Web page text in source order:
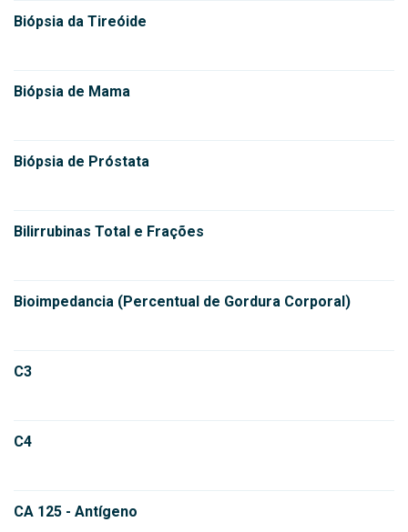
Biópsia da Tireóide
Biópsia de Mama
Biópsia de Próstata
Bilirrubinas Total e Frações
Bioimpedancia (Percentual de Gordura Corporal)
C3
C4
CA 125 - Antígeno